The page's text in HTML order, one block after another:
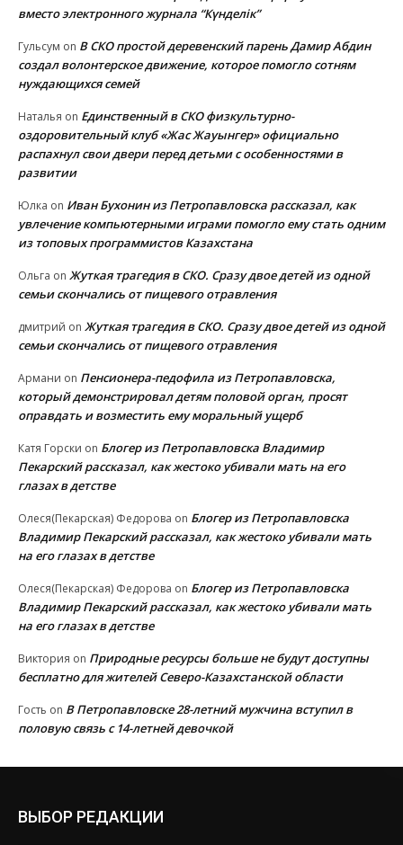
вместо электронного журнала “Күнделік”
Гульсум on В СКО простой деревенский парень Дамир Абдин
создал волонтерское движение, которое помогло сотням
нуждающихся семей
Наталья on Единственный в СКО физкультурно-
оздоровительный клуб «Жас Жауынгер» официально
распахнул свои двери перед детьми с особенностями в
развитии
Юлка on Иван Бухонин из Петропавловска рассказал, как
увлечение компьютерными играми помогло ему стать одним
из топовых программистов Казахстана
Ольга on Жуткая трагедия в СКО. Сразу двое детей из одной
семьи скончались от пищевого отравления
дмитрий on Жуткая трагедия в СКО. Сразу двое детей из одной
семьи скончались от пищевого отравления
Армани on Пенсионера-педофила из Петропавловска,
который демонстрировал детям половой орган, просят
оправдать и возместить ему моральный ущерб
Катя Горски on Блогер из Петропавловска Владимир
Пекарский рассказал, как жестоко убивали мать на его
глазах в детстве
Олеся(Пекарская) Федорова on Блогер из Петропавловска
Владимир Пекарский рассказал, как жестоко убивали мать
на его глазах в детстве
Олеся(Пекарская) Федорова on Блогер из Петропавловска
Владимир Пекарский рассказал, как жестоко убивали мать
на его глазах в детстве
Виктория on Природные ресурсы больше не будут доступны
бесплатно для жителей Северо-Казахстанской области
Гость on В Петропавловске 28-летний мужчина вступил в
половую связь с 14-летней девочкой
ВЫБОР РЕДАКЦИИ